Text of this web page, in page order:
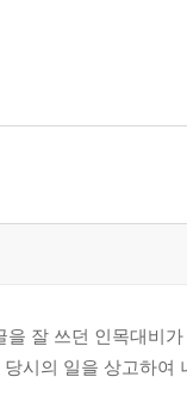
을 잘 쓰던 인목대비가
시의 일을 상고하여